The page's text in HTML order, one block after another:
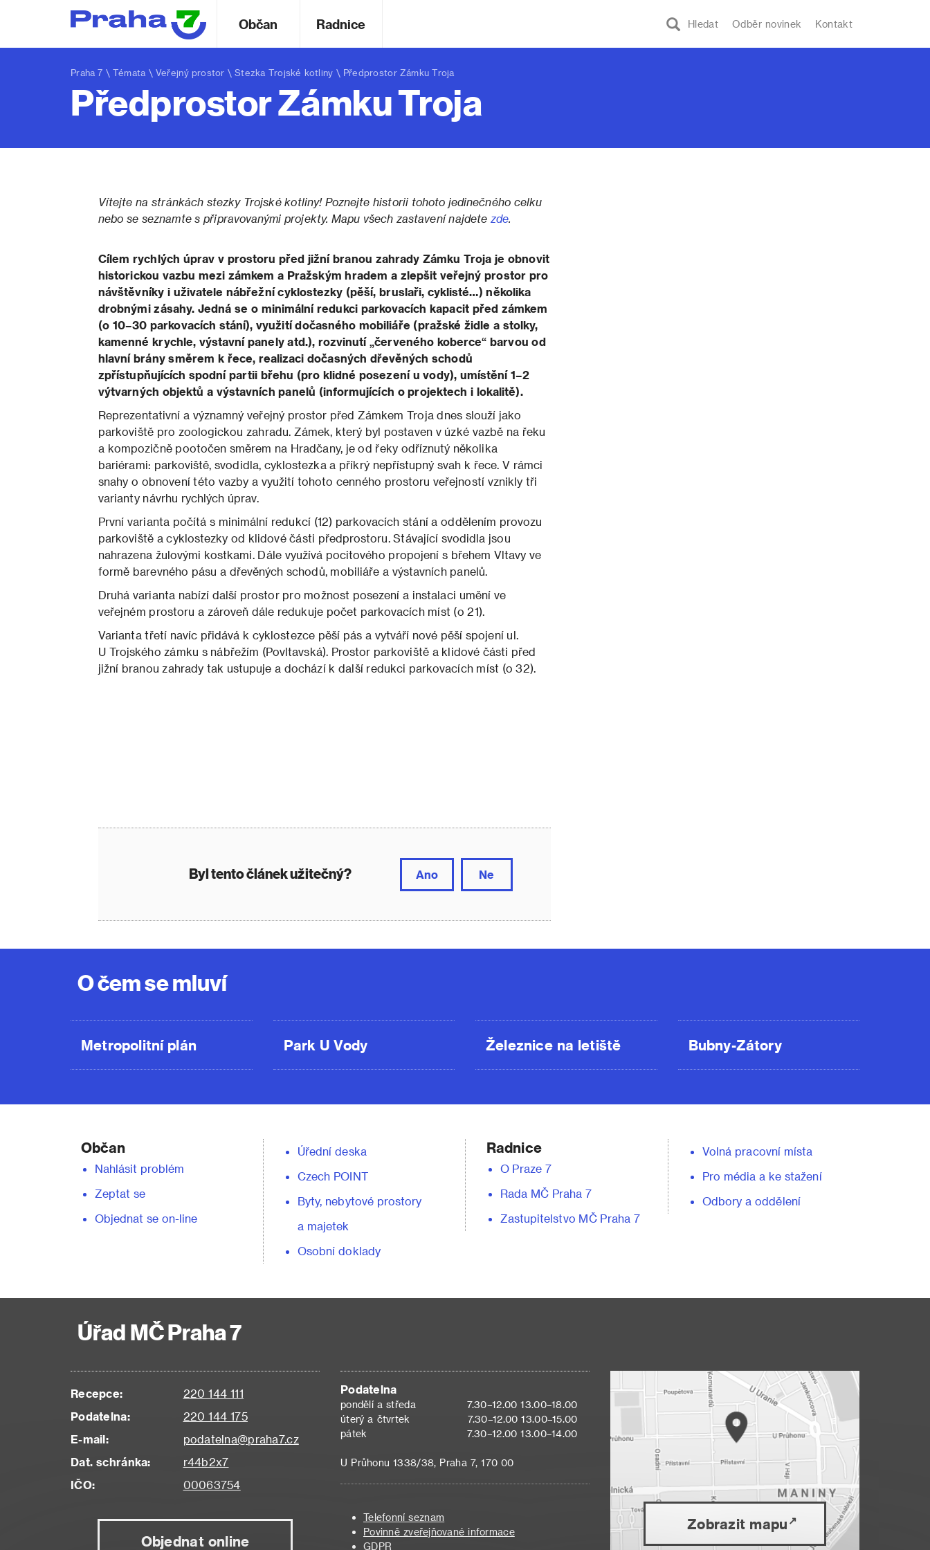
Hledat Odběr novinek Kontakt
Občan Radnice
Praha 7 \ Témata \ Veřejný prostor \Stezka Trojské kotliny \ Předprostor Zámku Troja
Předprostor Zámku Troja
Vítejte na stránkách stezky Trojské kotliny! Poznejte historii tohoto jedinečného celku
nebo se seznamte s připravovanými projekty. Mapu všech zastavení najdete zde.
Cílem rychlých úprav v prostoru před jižní branou zahrady Zámku Troja je obnovit
historickou vazbu mezi zámkem a Pražským hradem a zlepšit veřejný prostor pro
návštěvníky i uživatele nábřežní cyklostezky (pěší, bruslaři, cyklisté…) několika
drobnými zásahy. Jedná se o minimální redukci parkovacích kapacit před zámkem
(o 10–30 parkovacích stání), využití dočasného mobiliáře (pražské židle a stolky,
kamenné krychle, výstavní panely atd.), rozvinutí „červeného koberce“ barvou od
hlavní brány směrem k řece, realizaci dočasných dřevěných schodů
zpřístupňujících spodní partii břehu (pro klidné posezení u vody), umístění 1–2
výtvarných objektů a výstavních panelů (informujících o projektech i lokalitě).
Reprezentativní a významný veřejný prostor před Zámkem Troja dnes slouží jako
parkoviště pro zoologickou zahradu. Zámek, který byl postaven v úzké vazbě na řeku
a kompozičně pootočen směrem na Hradčany, je od řeky odříznutý několika
bariérami: parkoviště, svodidla, cyklostezka a příkrý nepřístupný svah k řece. V rámci
snahy o obnovení této vazby a využití tohoto cenného prostoru veřejností vznikly tři
varianty návrhu rychlých úprav.
První varianta počítá s minimální redukcí (12) parkovacích stání a oddělením provozu
parkoviště a cyklostezky od klidové části předprostoru. Stávající svodidla jsou
nahrazena žulovými kostkami. Dále využívá pocitového propojení s břehem Vltavy ve
formě barevného pásu a dřevěných schodů, mobiliáře a výstavních panelů.
Druhá varianta nabízí další prostor pro možnost posezení a instalaci umění ve
veřejném prostoru a zároveň dále redukuje počet parkovacích míst (o 21).
Varianta třetí navíc přidává k cyklostezce pěší pás a vytváří nové pěší spojení ul.
U Trojského zámku s nábřežím (Povltavská). Prostor parkoviště a klidové části před
jižní branou zahrady tak ustupuje a dochází k další redukci parkovacích míst (o 32).
Byl tento článek užitečný? Ano Ne
O čem se mluví
Metropolitní plán Park U Vody Železnice na letiště Bubny-Zátory
Občan
Nahlásit problém
Zeptat se
Objednat se on-line
Úřední deska
Czech POINT
Byty, nebytové prostory
a majetek
Osobní doklady
Radnice
O Praze 7
Rada MČ Praha 7
Zastupitelstvo MČ Praha 7
Volná pracovní místa
Pro média a ke stažení
Odbory a oddělení
Úřad MČ Praha 7
Recepce:
220 144 111
Podatelna:
220 144 175
E-mail:
podatelna@praha7.cz
Dat. schránka:
r44b2x7
IČO:
00063754
Objednat online
Podatelna
pondělí a středa
7.30–12.00 13.00–18.00
úterý a čtvrtek
7.30–12.00 13.00–15.00
pátek
7.30–12.00 13.00–14.00
U Průhonu 1338/38, Praha 7, 170 00
Telefonní seznam
Povinně zveřejňované informace
GDPR
Zobrazit mapu